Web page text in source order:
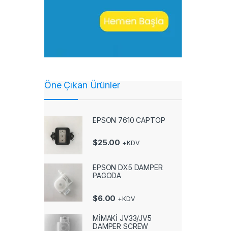
Öne Çıkan Ürünler
EPSON 7610 CAPTOP
$25.00 +KDV
EPSON DX5 DAMPER
PAGODA
$6.00 +KDV
MİMAKİ JV33/JV5
DAMPER SCREW